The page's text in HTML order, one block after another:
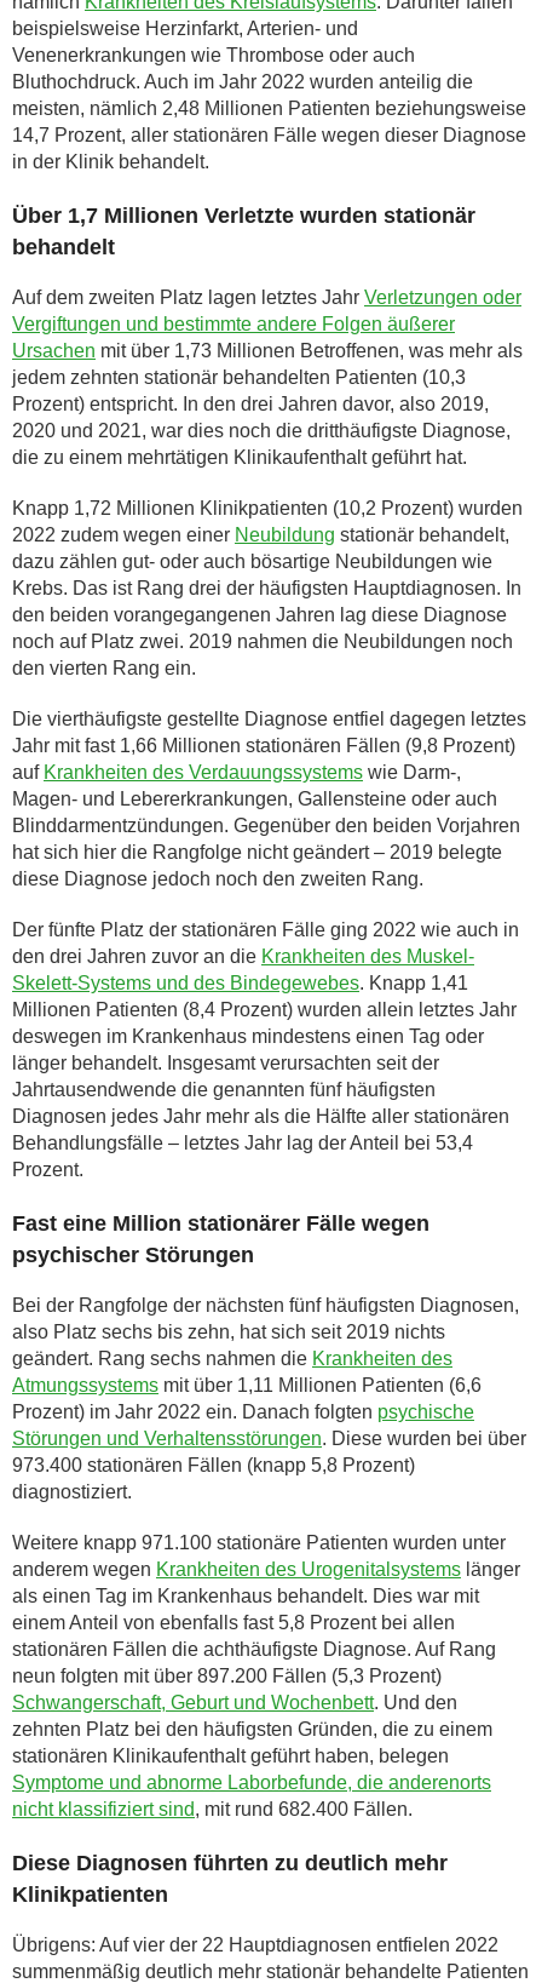
beispielsweise Herzinfarkt, Arterien- und
Venenerkrankungen wie Thrombose oder auch
Bluthochdruck. Auch im Jahr 2022 wurden anteilig die
meisten, nämlich 2,48 Millionen Patienten beziehungsweise
14,7 Prozent, aller stationären Fälle wegen dieser Diagnose
in der Klinik behandelt.
Über 1,7 Millionen Verletzte wurden stationär
behandelt
Auf dem zweiten Platz lagen letztes Jahr Verletzungen oder
Vergiftungen und bestimmte andere Folgen äußerer
Ursachen mit über 1,73 Millionen Betroffenen, was mehr als
jedem zehnten stationär behandelten Patienten (10,3
Prozent) entspricht. In den drei Jahren davor, also 2019,
2020 und 2021, war dies noch die dritthäufigste Diagnose,
die zu einem mehrtätigen Klinikaufenthalt geführt hat.
Knapp 1,72 Millionen Klinikpatienten (10,2 Prozent) wurden
2022 zudem wegen einer Neubildung stationär behandelt,
dazu zählen gut- oder auch bösartige Neubildungen wie
Krebs. Das ist Rang drei der häufigsten Hauptdiagnosen. In
den beiden vorangegangenen Jahren lag diese Diagnose
noch auf Platz zwei. 2019 nahmen die Neubildungen noch
den vierten Rang ein.
Die vierthäufigste gestellte Diagnose entfiel dagegen letztes
Jahr mit fast 1,66 Millionen stationären Fällen (9,8 Prozent)
auf Krankheiten des Verdauungssystems wie Darm-,
Magen- und Lebererkrankungen, Gallensteine oder auch
Blinddarmentzündungen. Gegenüber den beiden Vorjahren
hat sich hier die Rangfolge nicht geändert – 2019 belegte
diese Diagnose jedoch noch den zweiten Rang.
Der fünfte Platz der stationären Fälle ging 2022 wie auch in
den drei Jahren zuvor an die Krankheiten des Muskel-
Skelett-Systems und des Bindegewebes. Knapp 1,41
Millionen Patienten (8,4 Prozent) wurden allein letztes Jahr
deswegen im Krankenhaus mindestens einen Tag oder
länger behandelt. Insgesamt verursachten seit der
Jahrtausendwende die genannten fünf häufigsten
Diagnosen jedes Jahr mehr als die Hälfte aller stationären
Behandlungsfälle – letztes Jahr lag der Anteil bei 53,4
Prozent.
Fast eine Million stationärer Fälle wegen
psychischer Störungen
Bei der Rangfolge der nächsten fünf häufigsten Diagnosen,
also Platz sechs bis zehn, hat sich seit 2019 nichts
geändert. Rang sechs nahmen die Krankheiten des
Atmungssystems mit über 1,11 Millionen Patienten (6,6
Prozent) im Jahr 2022 ein. Danach folgten psychische
Störungen und Verhaltensstörungen. Diese wurden bei über
973.400 stationären Fällen (knapp 5,8 Prozent)
diagnostiziert.
Weitere knapp 971.100 stationäre Patienten wurden unter
anderem wegen Krankheiten des Urogenitalsystems länger
als einen Tag im Krankenhaus behandelt. Dies war mit
einem Anteil von ebenfalls fast 5,8 Prozent bei allen
stationären Fällen die achthäufigste Diagnose. Auf Rang
neun folgten mit über 897.200 Fällen (5,3 Prozent)
Schwangerschaft, Geburt und Wochenbett. Und den
zehnten Platz bei den häufigsten Gründen, die zu einem
stationären Klinikaufenthalt geführt haben, belegen
Symptome und abnorme Laborbefunde, die anderenorts
nicht klassifiziert sind, mit rund 682.400 Fällen.
Diese Diagnosen führten zu deutlich mehr
Klinikpatienten
Übrigens: Auf vier der 22 Hauptdiagnosen entfielen 2022
summenmäßig deutlich mehr stationär behandelte Patienten